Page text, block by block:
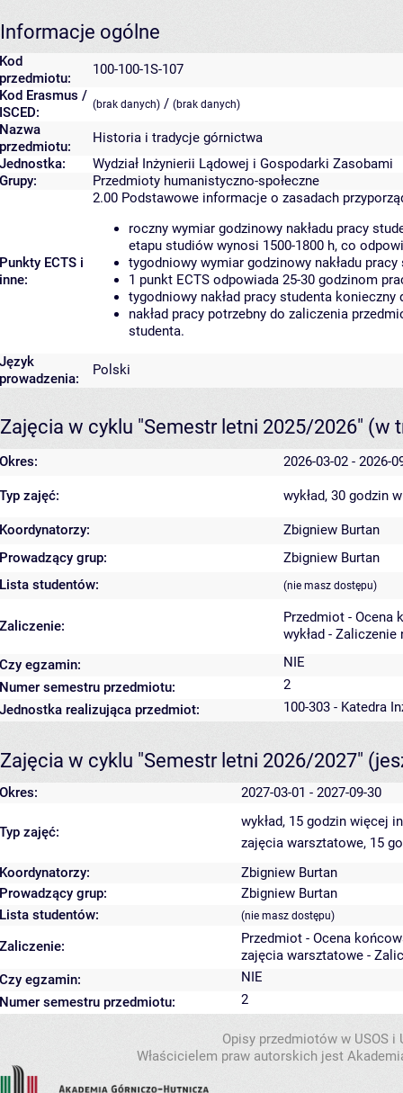
Informacje ogólne
Kod
przedmiotu:
100-100-1S-107
Kod Erasmus /
ISCED:
(brak danych) / (brak danych)
Nazwa
przedmiotu:
Historia i tradycje górnictwa
Jednostka:
Wydział Inżynierii Lądowej i Gospodarki Zasobami
Grupy:
Przedmioty humanistyczno-społeczne
Punkty ECTS i
inne:
2.00 Podstawowe informacje o zasadach
roczny wymiar godzinowy nakładu pracy
etapu studiów wynosi 1500-1800 h, co
tygodniowy wymiar godzinowy nakładu
1 punkt ECTS odpowiada 25-30 godzinom
tygodniowy nakład pracy studenta
nakład pracy potrzebny do zaliczenia
studenta.
Język
prowadzenia:
Polski
Zajęcia w cyklu "Semestr letni 2025/2026" (w
Okres: 2026-03-02 - 2026-
Typ zajęć: wykład, 30 godzin
Koordynatorzy:
Zbigniew Burtan
Prowadzący grup:
Zbigniew Burtan
Lista studentów:
(nie masz dostępu)
Zaliczenie:
Przedmiot - Ocena
wykład - Zaliczenie
Czy egzamin:
NIE
Numer semestru przedmiotu:
2
Jednostka realizująca przedmiot:
100-303 - Katedra
Zajęcia w cyklu "Semestr letni 2026/2027"
Okres: 2027-03-01 - 2027-09-30
Typ zajęć:
wykład, 15 godzin więcej
zajęcia warsztatowe, 15
Koordynatorzy:
Zbigniew Burtan
Prowadzący grup:
Zbigniew Burtan
Lista studentów:
(nie masz dostępu)
Zaliczenie:
Przedmiot - Ocena
zajęcia warsztatowe -
Czy egzamin:
NIE
Numer semestru przedmiotu:
2
Opisy przedmiotów w USOS
Właścicielem praw autorskich jest